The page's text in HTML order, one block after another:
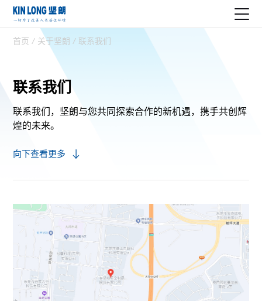
首页 / 关于坚朗 / 联系我们
联系我们
联系我们，坚朗与您共同探索合作的新机遇，携手共创辉
煌的未来。
向下查看更多